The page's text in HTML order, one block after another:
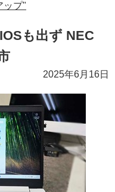
ップ"
も出ず NEC
2025年6月16日